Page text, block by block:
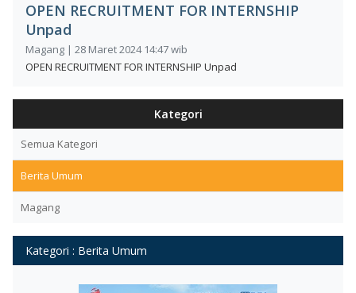
OPEN RECRUITMENT FOR INTERNSHIP
Unpad
Magang | 28 Maret 2024 14:47 wib
OPEN RECRUITMENT FOR INTERNSHIP Unpad
Kategori
Semua Kategori
Berita Umum
Magang
Kategori : Berita Umum